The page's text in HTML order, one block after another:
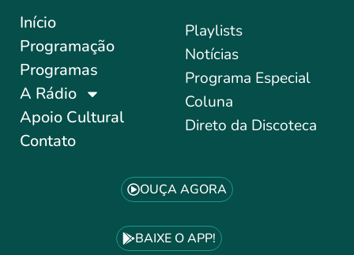
Início
Programação
Programas
A Rádio
Apoio Cultural
Contato
Playlists
Notícias
Programa Especial
Coluna
Direto da Discoteca
OUÇA AGORA
BAIXE O APP!